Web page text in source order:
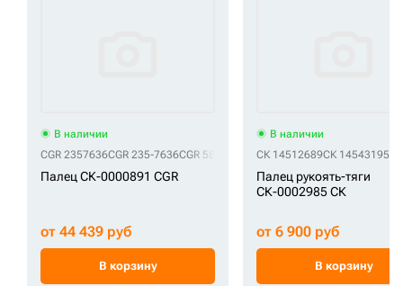
В наличии
CGR 2357636CGR 235-7636CGR 5809007 CGR CA5809007
Палец СК-0000891 CGR
от 44 439 руб
В корзину
В наличии
СК 14512689СК 14543195
Палец рукоять-тяги
СК-0002985 СК
от 6 900 руб
В корзину